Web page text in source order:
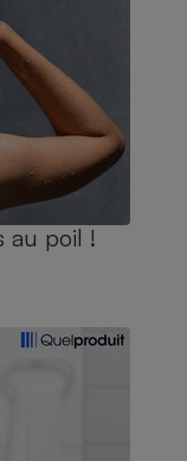
au poil !